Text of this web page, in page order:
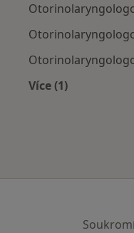
Více (1)